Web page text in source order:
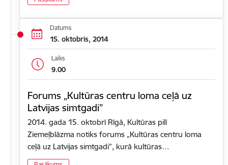
Datums
15. oktobris, 2014
Laiks
9.00
Forums „Kultūras centru loma ceļā uz
Latvijas simtgadi”
2014. gada 15. oktobrī Rīgā, Kultūras pilī
Ziemeļblāzma notiks forums „Kultūras centru loma
ceļā uz Latvijas simtgadi”, kurā kultūras…